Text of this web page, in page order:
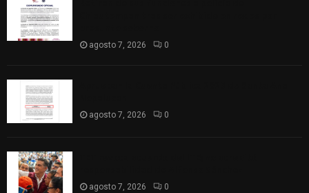
agosto 7, 2026 0
agosto 7, 2026 0
agosto 7, 2026 0